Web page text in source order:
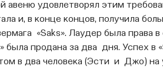
авеню удовлетворял этим
и, в конце концов, получила
«Saks». Лаудер была права
была продана за два дня. Успех в
в два человека (Эсти и Джо) на